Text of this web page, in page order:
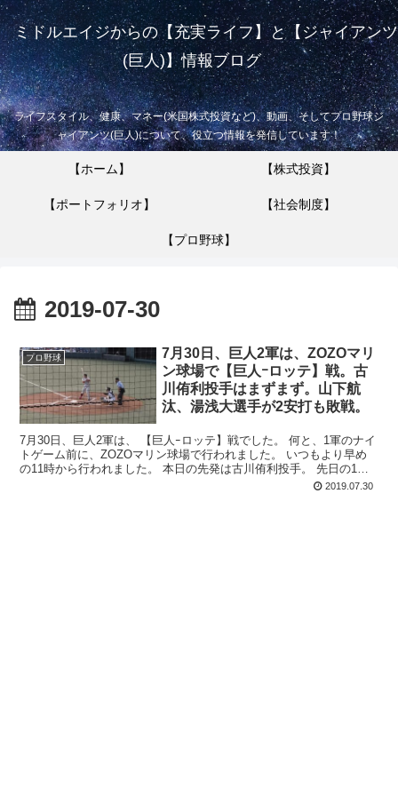
ミドルエイジからの【充実ライフ】と【ジャイアンツ
(巨人)】情報ブログ
ライフスタイル、健康、マネー(米国株式投資など)、動画、そしてプロ野球ジ
ャイアンツ(巨人)について、役立つ情報を発信しています！
【ホーム】 【株式投資】
【ポートフォリオ】 【社会制度】
【プロ野球】
2019-07-30
プロ野球
7月30日、巨人2軍は、ZOZOマリ
ン球場で【巨人ｰロッテ】戦。古
川侑利投手はまずまず。山下航
汰、湯浅大選手が2安打も敗戦。
7月30日、巨人2軍は、 【巨人ｰロッテ】戦でした。 何と、1軍のナイ
トゲーム前に、ZOZOマリン球場で行われました。 いつもより早め
の11時から行われました。 本日の先発は古川侑利投手。 先日の1軍
2019.07.30